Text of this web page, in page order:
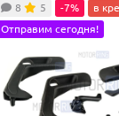
8 5 -7%
в
Отправим сегодня!